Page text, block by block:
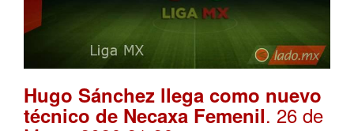
Hugo Sánchez llega como nuevo
técnico de Necaxa Femenil. 26 de